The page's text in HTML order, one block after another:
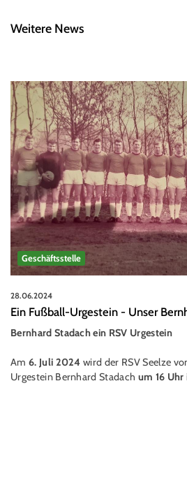
Weitere News
Geschäftsstelle
28.06.2024
Ein Fußball-Urgestein - Unser
Bernhard Stadach ein RSV Urgestein
Am 6. Juli 2024wird der RSV Seelze
Urgestein Bernhard Stadach um 16 Uhr